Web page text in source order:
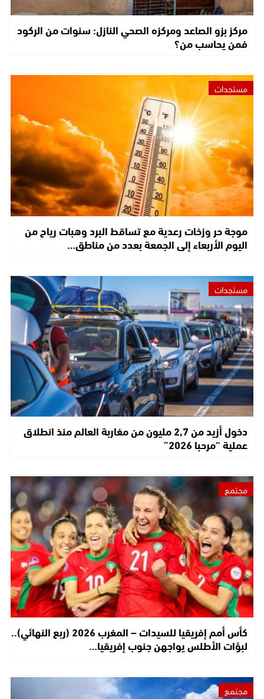
مركز بزو الصاعد ومركزه الصحي النازل: سنوات من الركود
فمن يحاسب من؟
مستجدات
موجة حر وزخات رعدية مع تساقط البرد وهبات رياح من
اليوم الأربعاء إلى الجمعة بعدد من مناطق…
مستجدات
دخول أزيد من 2,7 مليون من مغاربة العالم منذ انطلاق
عملية “مرحبا 2026”
مجتمع
كأس أمم إفريقيا للسيدات – المغرب 2026 (ربع النهائي)..
لبؤات الأطلس يواجهن جنوب إفريقيا…
مجتمع